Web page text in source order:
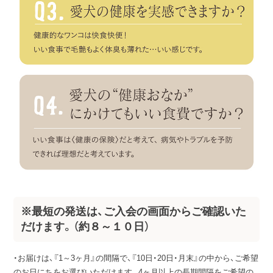
※最短の発送は、ご入会の画面からご確認いた
だけます。（約８～１０日）
・お届けは、『1～3ヶ月』の間隔で、『10日・20日・月末』の中から、ご希望